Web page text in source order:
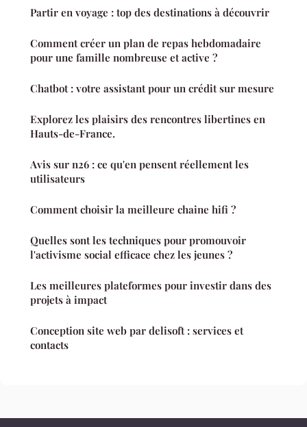
Partir en voyage : top des destinations à découvrir
Comment créer un plan de repas hebdomadaire
pour une famille nombreuse et active ?
Chatbot : votre assistant pour un crédit sur mesure
Explorez les plaisirs des rencontres libertines en
Hauts-de-France.
Avis sur n26 : ce qu'en pensent réellement les
utilisateurs
Comment choisir la meilleure chaine hifi ?
Quelles sont les techniques pour promouvoir
l'activisme social efficace chez les jeunes ?
Les meilleures plateformes pour investir dans des
projets à impact
Conception site web par delisoft : services et
contacts